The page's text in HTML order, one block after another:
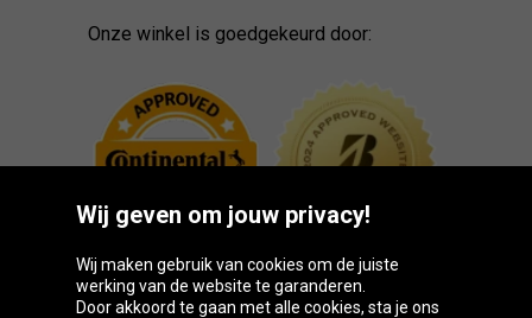
Onze winkel is goedgekeurd door:
Wij geven om jouw privacy!
Wij maken gebruik van cookies om de juiste
werking van de website te garanderen.
Door akkoord te gaan met alle cookies, sta je ons